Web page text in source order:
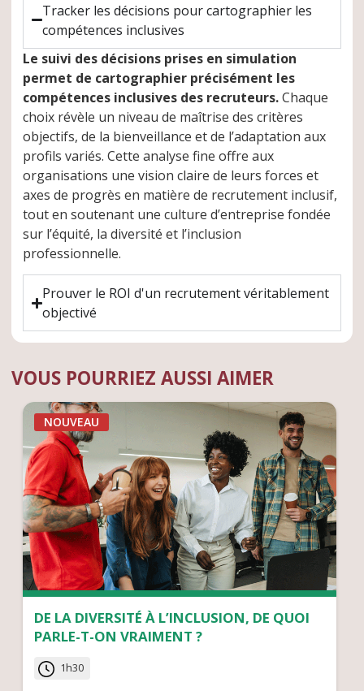
Tracker les décisions pour cartographier les
compétences inclusives
Le suivi des décisions prises en simulation
permet de cartographier précisément les
compétences inclusives des recruteurs.Chaque
choix révèle un niveau de maîtrise des critères
objectifs, de la bienveillance et de l’adaptation aux
profils variés. Cette analyse fine offre aux
organisations une vision claire de leurs forces et
axes de progrès en matière de recrutement inclusif,
tout en soutenant une culture d’entreprise fondée
sur l’équité, la diversité et l’inclusion
professionnelle.
Prouver le ROI d'un recrutement véritablement
objectivé
VOUS POURRIEZ AUSSI AIMER
NOUVEAU
DE LA DIVERSITÉ À L’INCLUSION, DE QUOI
PARLE-T-ON VRAIMENT ?
1h30